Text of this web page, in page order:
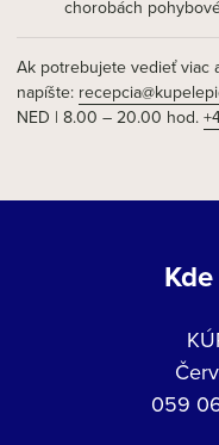
chorobách
Ak potrebujete vedieť viac
napíšte:
NED | 8.00 – 20.00 hod.
059